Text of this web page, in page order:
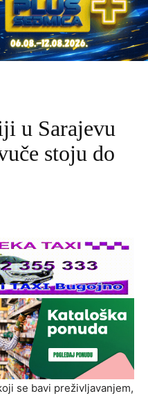
u Sarajevu
stoju do
se bavi preživljavanjem,